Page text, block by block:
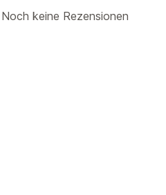
Noch keine Rezensionen